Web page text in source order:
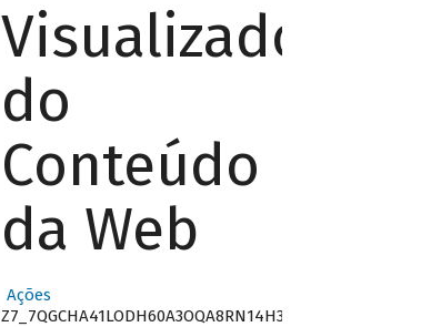
Visualizador
do
Conteúdo
da Web
Ações
Z7_7QGCHA41LODH60A3OQA8RN14H3